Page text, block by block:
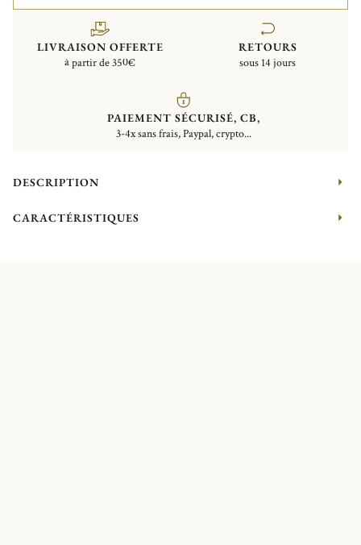
LIVRAISON OFFERTE
à partir de 350€
RETOURS
sous 14 jours
PAIEMENT SÉCURISÉ, CB,
3-4x sans frais, Paypal, crypto...
DESCRIPTION
CARACTÉRISTIQUES